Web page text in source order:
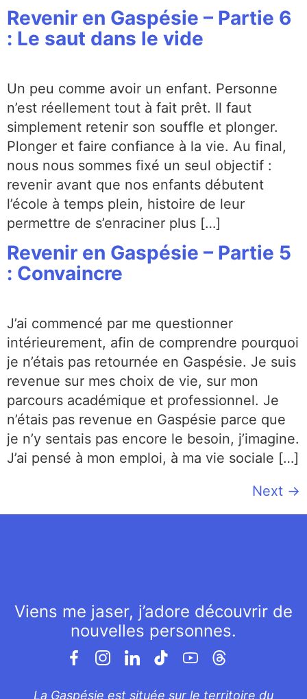
Revenir en Gaspésie – Partie 6
: Le saut dans le vide
Un peu comme avoir un enfant. Personne
n’est réellement tout à fait prêt. Il faut
simplement retenir son souffle et plonger.
Plonger et faire confiance à la vie. Au final,
nous nous sommes fixé un seul objectif :
revenir avant que nos enfants débutent
l’école à temps plein, histoire de leur
permettre de s’enraciner plus […]
Revenir en Gaspésie – Partie 5
: Convaincre
J’ai commencé par me questionner
intérieurement, afin de comprendre pourquoi
je n’étais pas retournée en Gaspésie. Je suis
revenue sur mes choix de vie, sur mon
parcours académique et professionnel. Je
n’étais pas revenue en Gaspésie parce que
je n’y sentais pas encore le besoin, j’imagine.
J’ai pensé à mon emploi, à ma vie sociale […]
Next →
Viens me jaser, j’adore découvrir de
nouvelles personnes.
La Gaspésie est située sur le territoire du